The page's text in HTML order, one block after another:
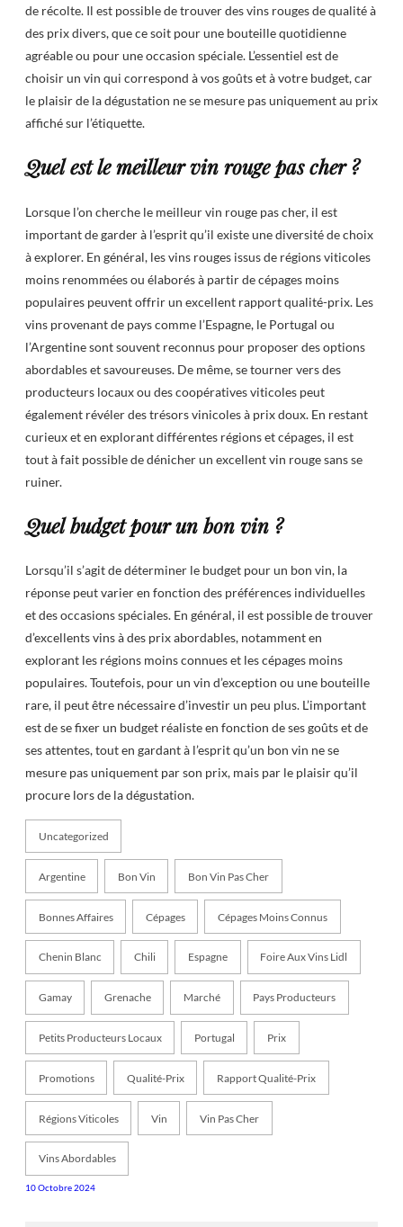
de récolte. Il est possible de trouver des vins rouges de qualité à
des prix divers, que ce soit pour une bouteille quotidienne
agréable ou pour une occasion spéciale. L’essentiel est de
choisir un vin qui correspond à vos goûts et à votre budget, car
le plaisir de la dégustation ne se mesure pas uniquement au prix
affiché sur l’étiquette.
Quel est le meilleur vin rouge pas cher ?
Lorsque l’on cherche le meilleur vin rouge pas cher, il est
important de garder à l’esprit qu’il existe une diversité de choix
à explorer. En général, les vins rouges issus de régions viticoles
moins renommées ou élaborés à partir de cépages moins
populaires peuvent offrir un excellent rapport qualité-prix. Les
vins provenant de pays comme l’Espagne, le Portugal ou
l’Argentine sont souvent reconnus pour proposer des options
abordables et savoureuses. De même, se tourner vers des
producteurs locaux ou des coopératives viticoles peut
également révéler des trésors vinicoles à prix doux. En restant
curieux et en explorant différentes régions et cépages, il est
tout à fait possible de dénicher un excellent vin rouge sans se
ruiner.
Quel budget pour un bon vin ?
Lorsqu’il s’agit de déterminer le budget pour un bon vin, la
réponse peut varier en fonction des préférences individuelles
et des occasions spéciales. En général, il est possible de trouver
d’excellents vins à des prix abordables, notamment en
explorant les régions moins connues et les cépages moins
populaires. Toutefois, pour un vin d’exception ou une bouteille
rare, il peut être nécessaire d’investir un peu plus. L’important
est de se fixer un budget réaliste en fonction de ses goûts et de
ses attentes, tout en gardant à l’esprit qu’un bon vin ne se
mesure pas uniquement par son prix, mais par le plaisir qu’il
procure lors de la dégustation.
Uncategorized
Argentine Bon Vin Bon Vin Pas Cher
Bonnes Affaires Cépages Cépages Moins Connus
Chenin Blanc Chili Espagne Foire Aux Vins Lidl
Gamay Grenache Marché Pays Producteurs
Petits Producteurs Locaux Portugal Prix
Promotions Qualité-Prix Rapport Qualité-Prix
Régions Viticoles Vin Vin Pas Cher
Vins Abordables
10 Octobre 2024